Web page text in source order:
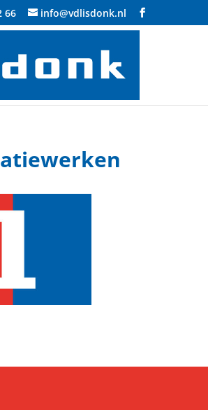
66 info@vdlisdonk.nl